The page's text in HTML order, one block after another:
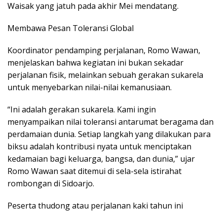
Waisak yang jatuh pada akhir Mei mendatang.
Membawa Pesan Toleransi Global
Koordinator pendamping perjalanan, Romo Wawan,
menjelaskan bahwa kegiatan ini bukan sekadar
perjalanan fisik, melainkan sebuah gerakan sukarela
untuk menyebarkan nilai-nilai kemanusiaan.
“Ini adalah gerakan sukarela. Kami ingin
menyampaikan nilai toleransi antarumat beragama dan
perdamaian dunia. Setiap langkah yang dilakukan para
biksu adalah kontribusi nyata untuk menciptakan
kedamaian bagi keluarga, bangsa, dan dunia,” ujar
Romo Wawan saat ditemui di sela-sela istirahat
rombongan di Sidoarjo.
Peserta thudong atau perjalanan kaki tahun ini